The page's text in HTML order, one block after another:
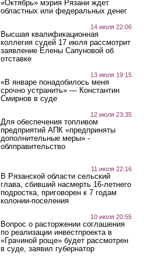
«Октябрь» мэрия Рязани ждет
областных или федеральных денег
14 июля 22:06
Высшая квалификационная
коллегия судей 17 июля рассмотрит
заявление Елены Сапуновой об
отставке
13 июля 19:15
«В январе понадобилось меня
срочно устранить» — Константин
Смирнов в суде
12 июля 23:35
Для обеспечения топливом
предприятий АПК «предприняты
дополнительные меры» -
облправительство
11 июля 22:16
В Рязанской области сельский
глава, сбивший насмерть 16-летнего
подростка, приговорен к 7 годам
колонии-поселения
10 июля 20:55
Вопрос о расторжении соглашения
по реализации инвестпроекта в
«Грачиной роще» будет рассмотрен
в суде, заявил губернатор